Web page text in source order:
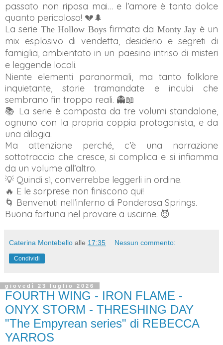
passato non riposa mai… e l’amore è tanto dolce
quanto pericoloso! 💔🌲
La serie The Hollow Boysfirmata da Monty Jay è un
mix esplosivo di vendetta, desiderio e segreti di
famiglia, ambientato in un paesino intriso di misteri
e leggende locali.
Niente elementi paranormali, ma tanto folklore
inquietante, storie tramandate e incubi che
sembrano fin troppo reali. 👻📖
📚 La serie è composta da tre volumi standalone,
ognuno con la propria coppia protagonista, e da
una dilogia.
Ma attenzione perché, c’è una narrazione
sottotraccia che cresce, si complica e si infiamma
da un volume all’altro.
💡 Quindi sì, converrebbe leggerli in ordine.
🔥 E le sorprese non finiscono qui!
🌀 Benvenuti nell’inferno di Ponderosa Springs.
Buona fortuna nel provare a uscirne. 😈
Caterina Montebello alle 17:35 Nessun commento:
Condividi
giovedì 23 luglio 2026
FOURTH WING - IRON FLAME -
ONYX STORM - THRESHING DAY
"The Empyrean series" di REBECCA
YARROS